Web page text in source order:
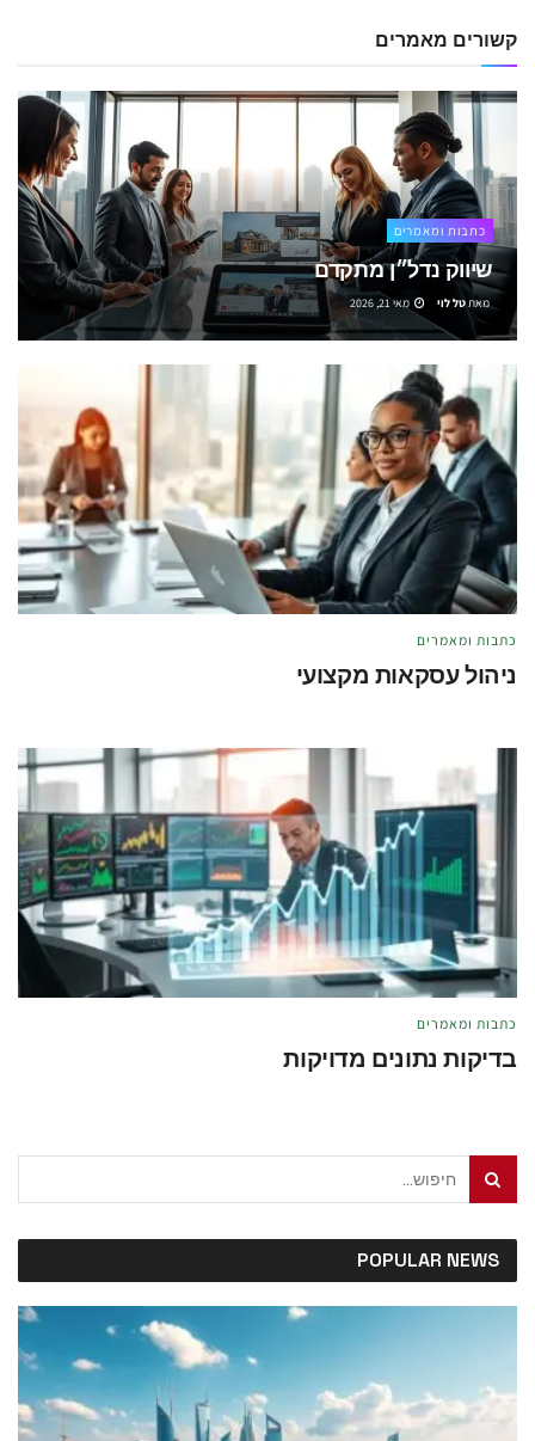
קשורים מאמרים
כתבות ומאמרים
שיווק נדל״ן מתקדם
מאתטל לוי מאי 21, 2026
כתבות ומאמרים
ניהול עסקאות מקצועי
כתבות ומאמרים
בדיקות נתונים מדויקות
POPULAR NEWS